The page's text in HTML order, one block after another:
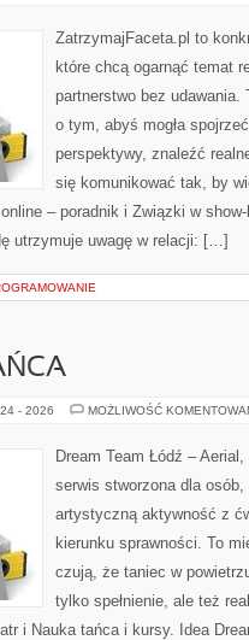
ZatrzymajFaceta.pl to
które chcą ogarnąć temat
partnerstwo bez udawania.
o tym, abyś mogła
perspektywy, znaleźć
się komunikować tak, by
– poradnik i Związki w
utrzymuje uwagę w relacji: […]
- 2026 MOŻLIWOŚĆ
Dream Team Łódź –
serwis stworzona dla
artystyczną aktywność z
kierunku sprawności. To
czują, że taniec w
tylko spełnienie, ale też
i Nauka tańca i kursy. Idea